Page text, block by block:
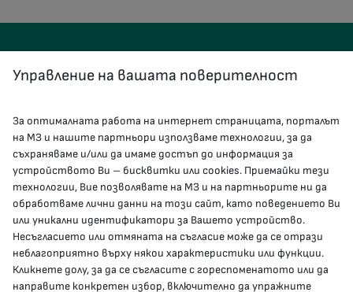
КОНТАКТИ
гр.София, 1000, пл. „Света Неделя“ №5
delovodstvo@mh.government.bg
presscenter@mh.government.bg
Управление на вашата поверителност
За оптималната работа на интернет страницата, порталът
на МЗ и нашите партньори използваме технологии, за да
съхраняваме и/или да имаме достъп до информация за
устройството Ви – бисквитки или cookies. Приемайки тези
технологии, Вие позволявате на МЗ и на партньорите ни да
обработваме лични данни на този сайт, като поведението Ви
или уникални идентификатори за Вашето устройство.
Несъгласието или отмяната на съгласие може да се отрази
неблагоприятно върху някои характеристики или функции.
Кликнете долу, за да се съгласите с гореспоменатото или да
направите конкретен избор, включително да упражните